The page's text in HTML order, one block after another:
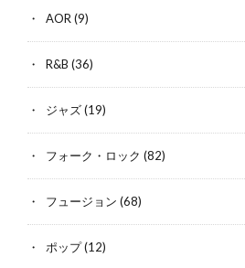
AOR (9)
R&B (36)
ジャズ(19)
フォーク・ロック (82)
フュージョン (68)
ポップ(12)